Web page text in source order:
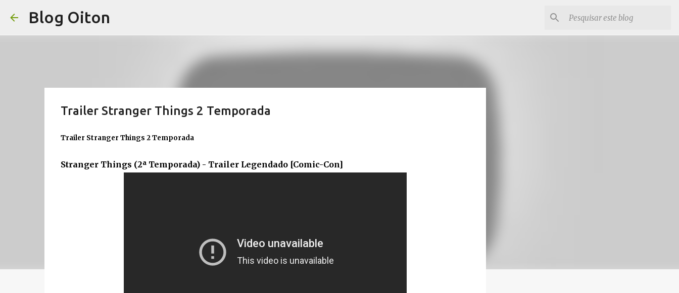
Blog Oiton
Trailer Stranger Things 2 Temporada
Trailer Stranger Things 2 Temporada
Stranger Things (2ª Temporada) - Trailer Legendado [Comic-Con]